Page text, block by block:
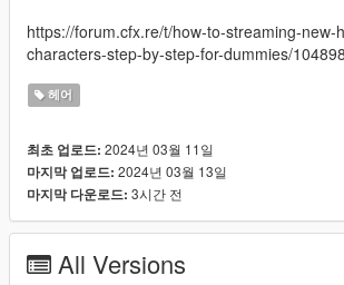
https://forum.cfx.re/t/how-to-streaming-new-
characters-step-by-step-for-dummies/
헤어
최초 업로드: 2024년 03월 11일
마지막 업로드: 2024년 03월 13일
마지막 다운로드: 3시간 전
All Versions